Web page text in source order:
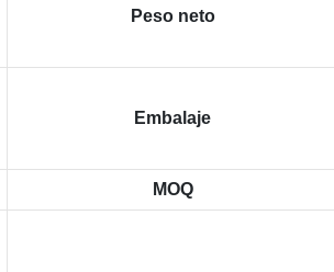
Peso neto
Embalaje
MOQ